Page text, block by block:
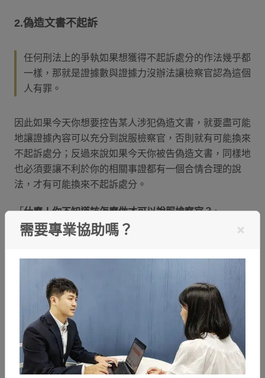
2.偽造文書不起訴
任何刑法上的爭執如果想獲得不起訴處分的作法幾乎都
一樣，那就是證據數與證據力沒辦法讓檢察官認為這個
人有罪。
因此如果今天你想要控告某人涉犯偽造文書，就要盡可能
地讓證據內容可以充分到說服檢察官，否則就有可能換來
不起訴處分；反過來說如果今天你被告偽造文書，同樣地
也必須要讓不利於你的相關事證都有一個合情合理的說
法，才有可能換來不起訴處分。
「什麼！你不知道該怎麼做才可以說服檢察官？」
沒關係！給予有認真把文章看完的讀者最佳福利！如果什
才可以獲得不起訴處分嗎？記得參考文末的
法律諮
，我們的專業團隊將根據你的情況與需求，為你安排最
適合的律師人選。
三、偽造文書案例分享
(一) 偽造文書簽名
需要專業協助嗎？